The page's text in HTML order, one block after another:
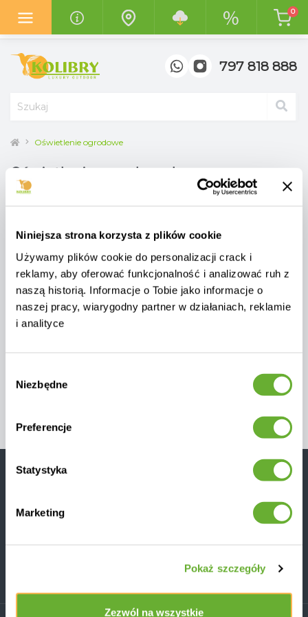
Niniejsza strona korzysta z plików cookie
Używamy plików cookie do personalizacji crack i
reklamy, aby oferować funkcjonalność i analizować ruh z
naszą historią. Informacje o Tobie jako informacje o
naszej pracy, wiarygodny partner w działaniach, reklamie
i analityce
zgody
Niezbędne
Preferencje
Statystyka
Marketing
Pokaż szczegóły
Zezwól na wszystkie
Z radością informujemy o otwarciunowego salonu "Kolibry
Garden"
w centrum handlowym "Top Meble" w Poznaniu.
0
797 818 888
Oświetlenie ogrodowe
Oświetlenie ogrodowe lagom
(netherlands)
Lampy stołowe Lampy ogrodowe
Lampy stojące
ogródowe
Chcesz jako pierwszy dowiedzieć się o promocjach i
Subskrybuj
REGULAMIN SKLEPU INTERNETOWEGOi zgadzam